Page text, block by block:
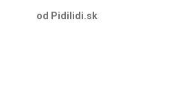
od Pidilidi.sk